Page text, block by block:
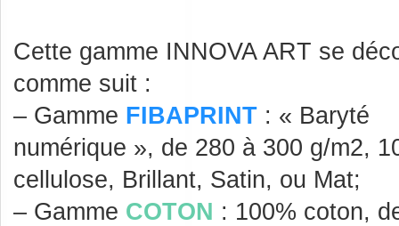
Cette gamme INNOVA ART se
comme suit :
– Gamme FIBAPRINT : « Baryté
numérique », de 280 à 300 g/m2,
cellulose, Brillant, Satin, ou Mat;
– Gamme COTON : 100% coton,